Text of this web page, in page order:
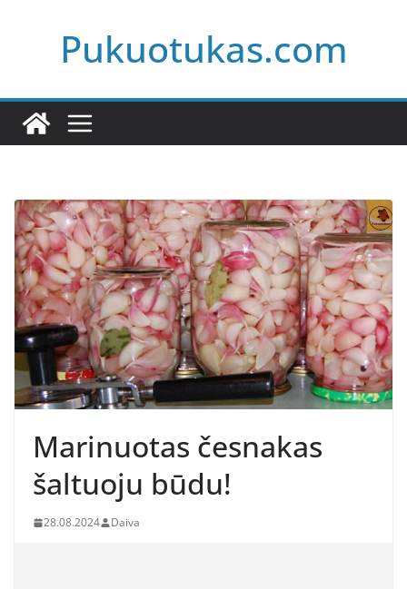
Pukuotukas.com
Marinuotas česnakas
šaltuoju būdu!
28.08.2024 Daiva